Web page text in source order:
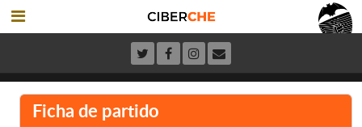
Ficha de partido